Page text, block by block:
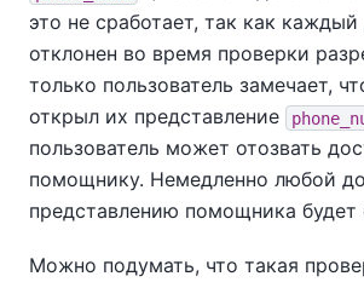
это не сработает, так как каждый
отклонен во время проверки
только пользователь замечает,
открыл их представление
пользователь может отозвать
помощнику. Немедленно любой
представлению помощника будет
Можно подумать, что такая